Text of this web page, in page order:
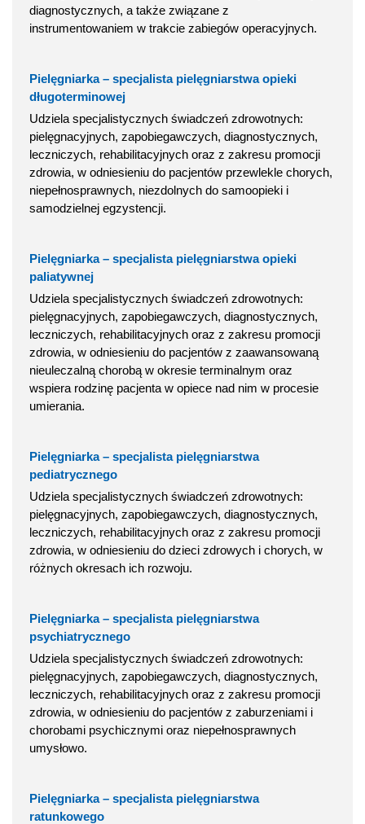
diagnostycznych, a także związane z
instrumentowaniem w trakcie zabiegów operacyjnych.
Pielęgniarka – specjalista pielęgniarstwa opieki
długoterminowej
Udziela specjalistycznych świadczeń zdrowotnych:
pielęgnacyjnych, zapobiegawczych, diagnostycznych,
leczniczych, rehabilitacyjnych oraz z zakresu promocji
zdrowia, w odniesieniu do pacjentów przewlekle chorych,
niepełnosprawnych, niezdolnych do samoopieki i
samodzielnej egzystencji.
Pielęgniarka – specjalista pielęgniarstwa opieki
paliatywnej
Udziela specjalistycznych świadczeń zdrowotnych:
pielęgnacyjnych, zapobiegawczych, diagnostycznych,
leczniczych, rehabilitacyjnych oraz z zakresu promocji
zdrowia, w odniesieniu do pacjentów z zaawansowaną
nieuleczalną chorobą w okresie terminalnym oraz
wspiera rodzinę pacjenta w opiece nad nim w procesie
umierania.
Pielęgniarka – specjalista pielęgniarstwa
pediatrycznego
Udziela specjalistycznych świadczeń zdrowotnych:
pielęgnacyjnych, zapobiegawczych, diagnostycznych,
leczniczych, rehabilitacyjnych oraz z zakresu promocji
zdrowia, w odniesieniu do dzieci zdrowych i chorych, w
różnych okresach ich rozwoju.
Pielęgniarka – specjalista pielęgniarstwa
psychiatrycznego
Udziela specjalistycznych świadczeń zdrowotnych:
pielęgnacyjnych, zapobiegawczych, diagnostycznych,
leczniczych, rehabilitacyjnych oraz z zakresu promocji
zdrowia, w odniesieniu do pacjentów z zaburzeniami i
chorobami psychicznymi oraz niepełnosprawnych
umysłowo.
Pielęgniarka – specjalista pielęgniarstwa
ratunkowego